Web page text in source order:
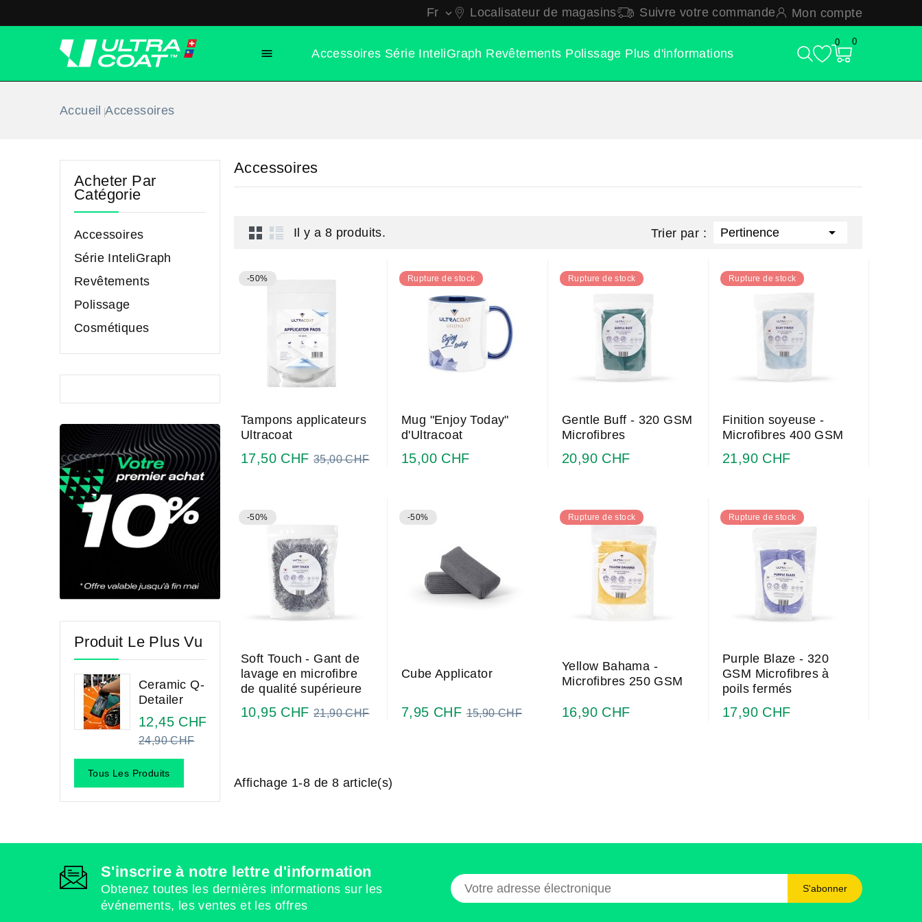
Fr  Localisateur de magasins Suivre votre commande Mon compte
 Accessoires Série InteliGraph Revêtements Polissage Plus d'informations
0 0
Accueil Accessoires
Acheter Par
Catégorie
Accessoires
Série InteliGraph
Revêtements
Polissage
Cosmétiques
Produit Le Plus Vu
Ceramic Q-
Detailer
12,45 CHF
Regular
price
24,90 CHF
Tous Les Produits
Accessoires
Il y a 8 produits. Trier par : Pertinence 
-50%
Tampons applicateurs
Ultracoat
17,50 CHF Prix
35,00 CHF
Rupture de stock
Mug "Enjoy Today"
d'Ultracoat
15,00 CHF
Rupture de stock
Gentle Buff - 320 GSM
Microfibres
20,90 CHF
Rupture de stock
Finition soyeuse -
Microfibres 400 GSM
21,90 CHF
-50%
Soft Touch - Gant de
lavage en microfibre
de qualité supérieure
10,95 CHF Prix
21,90 CHF
-50%
Cube Applicator
7,95 CHF Prix
15,90 CHF
Rupture de stock
Yellow Bahama -
Microfibres 250 GSM
16,90 CHF
Rupture de stock
Purple Blaze - 320
GSM Microfibres à
poils fermés
17,90 CHF
Affichage 1-8 de 8 article(s)
S'inscrire à notre lettre d'information
Obtenez toutes les dernières informations sur les
événements, les ventes et les offres